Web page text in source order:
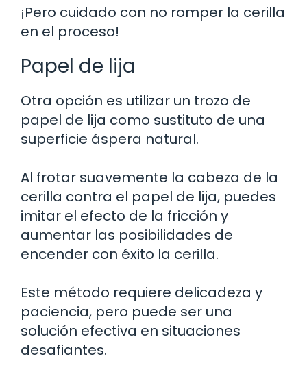
¡Pero cuidado con no romper la cerilla
en el proceso!
Papel de lija
Otra opción es utilizar un trozo de
papel de lija como sustituto de una
superficie áspera natural.
Al frotar suavemente la cabeza de la
cerilla contra el papel de lija, puedes
imitar el efecto de la fricción y
aumentar las posibilidades de
encender con éxito la cerilla.
Este método requiere delicadeza y
paciencia, pero puede ser una
solución efectiva en situaciones
desafiantes.